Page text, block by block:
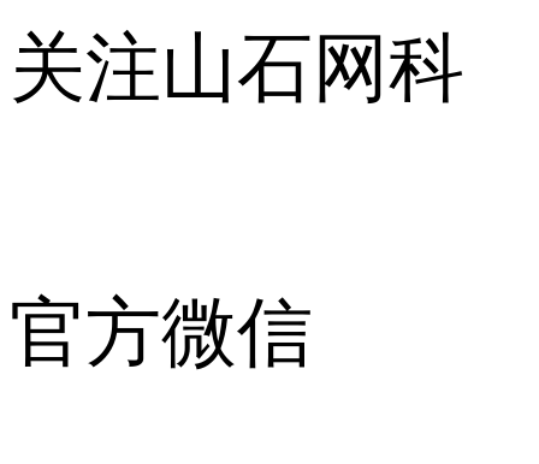
关注山石网科
官方微信